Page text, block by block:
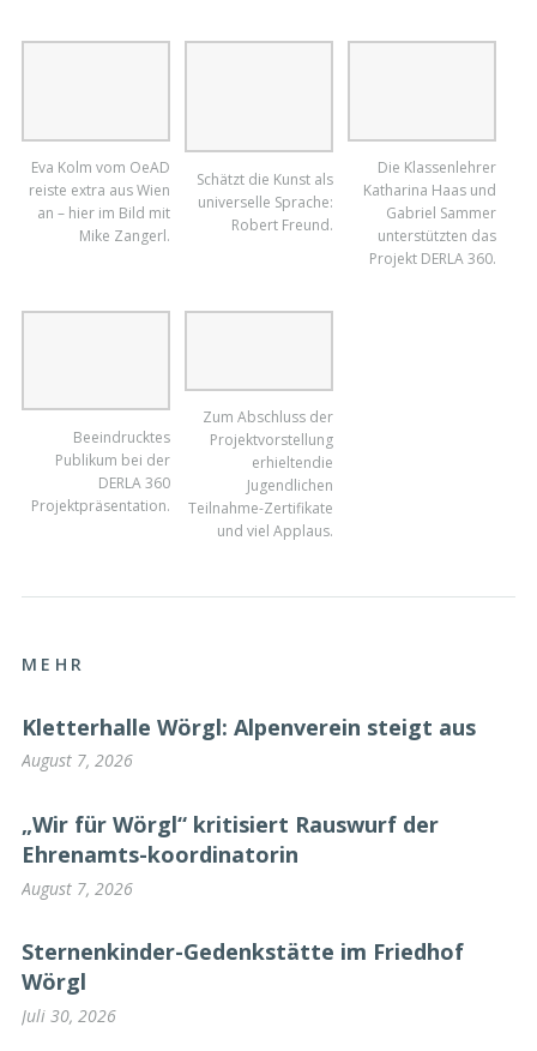
Die Jugendlichen
Eva Kolm vom OeAD
Schätzt die Kunst als
universelle Sprache:
Robert Freund.
Publikum bei der
Projektpräsentation.
Zum Abschluss der
Teilnahme-Zertifikate
MEHR